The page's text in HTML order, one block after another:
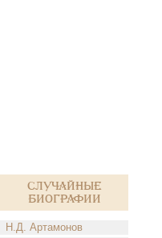
Случайные
биографии
Н.Д. Артамонов